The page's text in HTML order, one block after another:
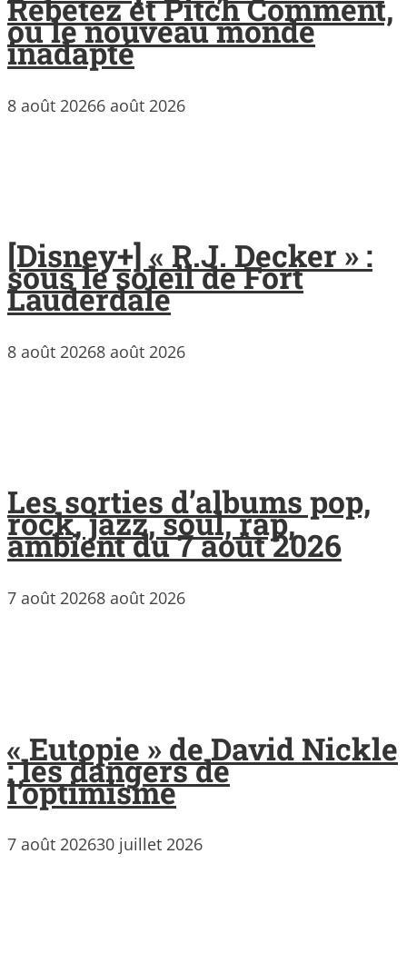
Rebetez et Pitch Comment,
ou le nouveau monde
inadapté
8 août 20266 août 2026
[Disney+] « R.J. Decker » :
sous le soleil de Fort
Lauderdale
8 août 20268 août 2026
Les sorties d’albums pop,
rock, jazz, soul, rap,
ambient du 7 août 2026
7 août 20268 août 2026
« Eutopie » de David Nickle
: les dangers de
l’optimisme
7 août 202630 juillet 2026